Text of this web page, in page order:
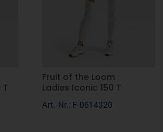
T
Fruit of the Loom
Ladies Iconic 150 T
Art.-Nr.: F-0614320